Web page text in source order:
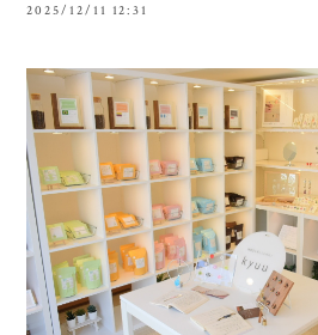
2025/12/11 12:31